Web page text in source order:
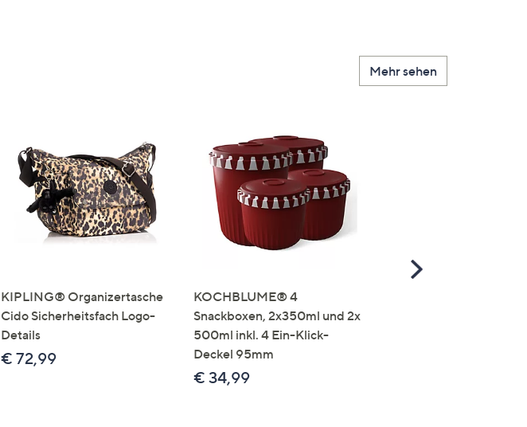
Mehr sehen
KIPLING® Organizertasche
Cido Sicherheitsfach Logo-
Details
€ 72,99
KOCHBLUME® 4
Snackboxen, 2x350ml und 2x
500ml inkl. 4 Ein-Klick-
Deckel 95mm
€ 34,99
Scroll